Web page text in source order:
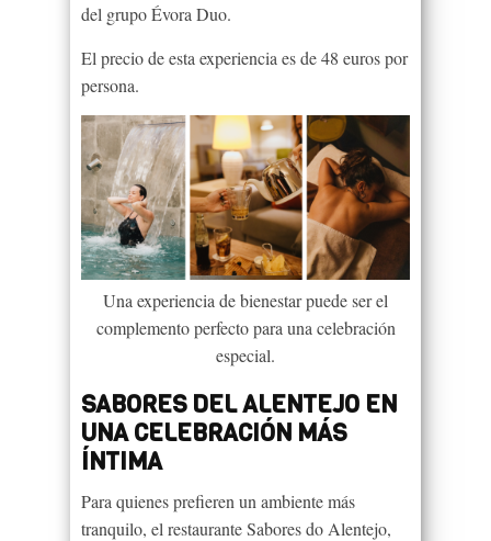
del grupo Évora Duo.
El precio de esta experiencia es de 48 euros por
persona.
Una experiencia de bienestar puede ser el
complemento perfecto para una celebración
especial.
SABORES DEL ALENTEJO EN
UNA CELEBRACIÓN MÁS
ÍNTIMA
Para quienes prefieren un ambiente más
tranquilo, el restaurante Sabores do Alentejo,